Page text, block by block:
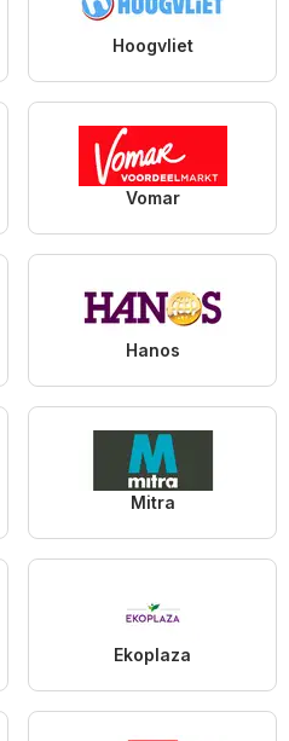
Hoogvliet
Vomar
Hanos
Mitra
Ekoplaza